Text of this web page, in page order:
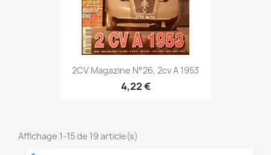
2CV Magazine N°26, 2cv A 1953
4,22 €
Affichage 1-15 de 19 article(s)